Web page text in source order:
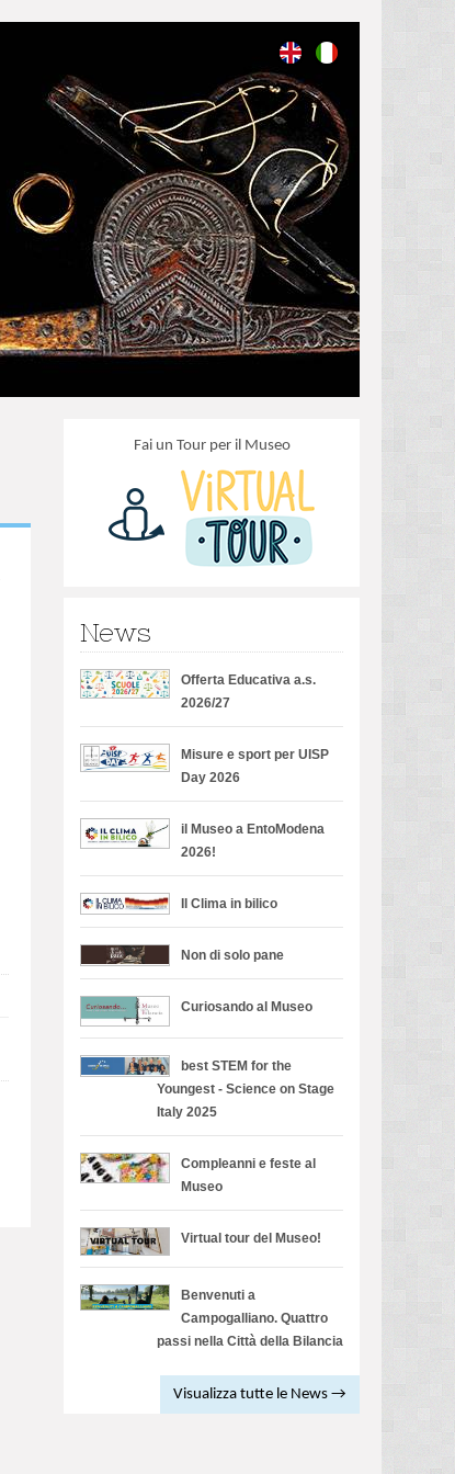
Fai un Tour per il Museo
News
Offerta Educativa a.s.
2026/27
Misure e sport per UISP
Day 2026
il Museo a EntoModena
2026!
Il Clima in bilico
Non di solo pane
Curiosando al Museo
best STEM for the
Youngest - Science on Stage
Italy 2025
Compleanni e feste al
Museo
Virtual tour del Museo!
Benvenuti a
Campogalliano. Quattro
passi nella Città della Bilancia
Visualizza tutte le News →